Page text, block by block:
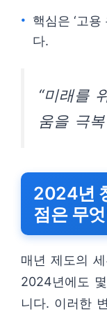
핵심은 ‘고용
다.
“미래를
움을 극
2024년
점은 무
매년 제도의
2024년에도
니다. 이러한